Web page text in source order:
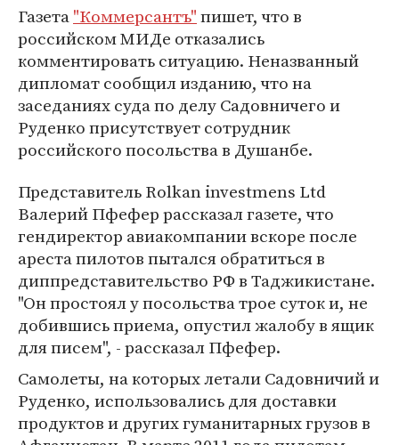
Газета"Коммерсантъ"пишет, что в
российском МИДе отказались
комментировать ситуацию. Неназванный
дипломат сообщил изданию, что на
заседаниях суда по делу Садовничего и
Руденко присутствует сотрудник
российского посольства в Душанбе.
Представитель Rolkan investmens Ltd
Валерий Пфефер рассказал газете, что
гендиректор авиакомпании вскоре после
ареста пилотов пытался обратиться в
диппредставительство РФ в Таджикистане.
"Он простоял у посольства трое суток и, не
добившись приема, опустил жалобу в ящик
для писем", - рассказал Пфефер.
Самолеты, на которых летали Садовничий и
Руденко, использовались для доставки
продуктов и других гуманитарных грузов в